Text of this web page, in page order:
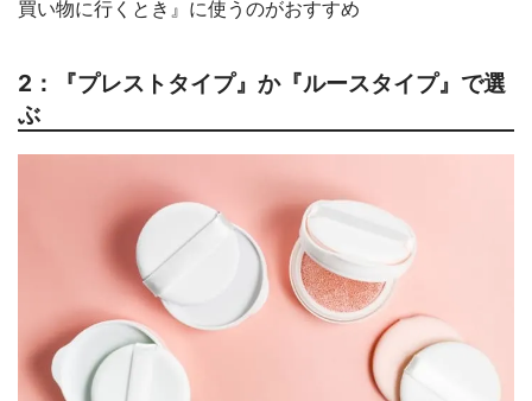
買い物に行くとき』に使うのがおすすめ
2：『プレストタイプ』か『ルースタイプ』で選
ぶ